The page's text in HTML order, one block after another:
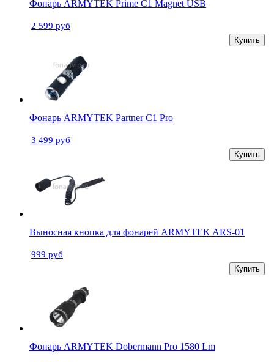
Фонарь ARMYTEK Prime C1 Magnet USB
2 599 руб
Купить
Фонарь ARMYTEK Partner C1 Pro
3 499 руб
Купить
Выносная кнопка для фонарей ARMYTEK ARS-01
999 руб
Купить
Фонарь ARMYTEK Dobermann Pro 1580 Lm